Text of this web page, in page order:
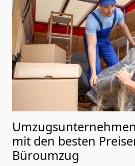
mit den besten
Büroumzug